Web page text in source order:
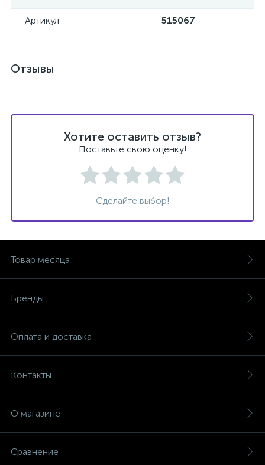
Артикул 515067
Отзывы
Хотите оставить отзыв?
Поставьте свою оценку!
Сделайте выбор!
Товар месяца
Бренды
Оплата и доставка
Контакты
О магазине
Сравнение